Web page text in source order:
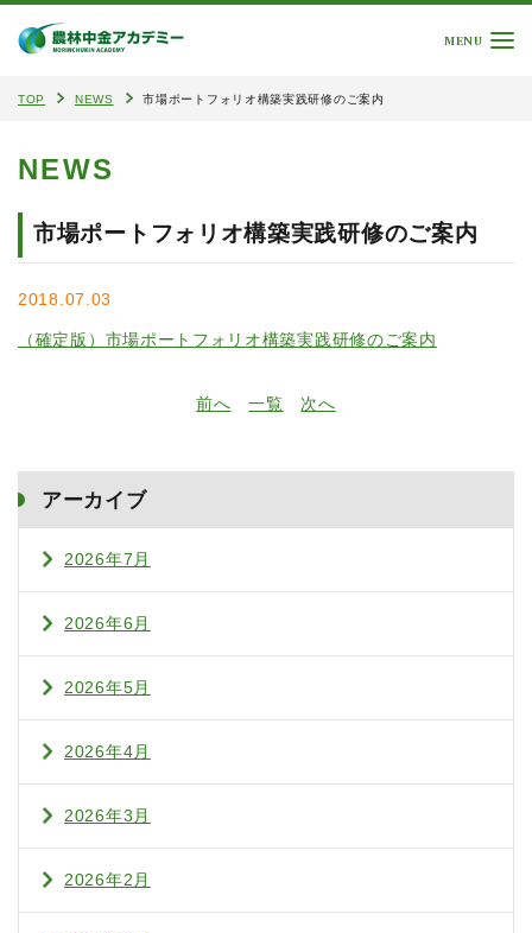
MENU
TOP NEWS 市場ポートフォリオ構築実践研修のご案内
NEWS
市場ポートフォリオ構築実践研修のご案内
2018.07.03
（確定版）市場ポートフォリオ構築実践研修のご案内
前へ 一覧 次へ
アーカイブ
2026年7月
2026年6月
2026年5月
2026年4月
2026年3月
2026年2月